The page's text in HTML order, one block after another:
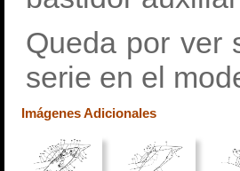
Queda por ver
serie en el
Imágenes Adicionales